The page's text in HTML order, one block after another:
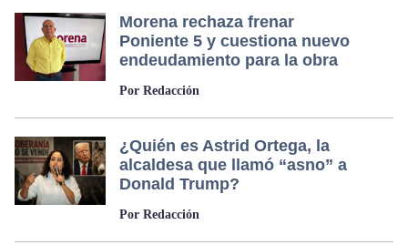
Morena rechaza frenar
Poniente 5 y cuestiona nuevo
endeudamiento para la obra
Por Redacción
¿Quién es Astrid Ortega, la
alcaldesa que llamó “asno” a
Donald Trump?
Por Redacción